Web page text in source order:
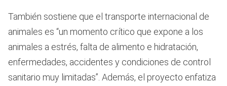
También sostiene que el transporte internacional de
animales es “un momento crítico que expone a los
animales a estrés, falta de alimento e hidratación,
enfermedades, accidentes y condiciones de control
sanitario muy limitadas”. Además, el proyecto enfatiza